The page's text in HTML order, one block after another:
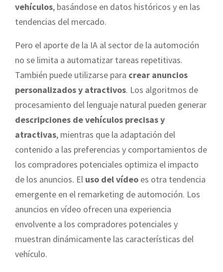
vehículos, basándose en datos históricos y en las
tendencias del mercado.
Pero el aporte de la IA al sector de la automoción
no se limita a automatizar tareas repetitivas.
También puede utilizarse para crear anuncios
personalizados y atractivos. Los algoritmos de
procesamiento del lenguaje natural pueden generar
descripciones de vehículos precisas y
atractivas, mientras que la adaptación del
contenido a las preferencias y comportamientos de
los compradores potenciales optimiza el impacto
de los anuncios. El uso del vídeo es otra tendencia
emergente en el remarketing de automoción. Los
anuncios en vídeo ofrecen una experiencia
envolvente a los compradores potenciales y
muestran dinámicamente las características del
vehículo.